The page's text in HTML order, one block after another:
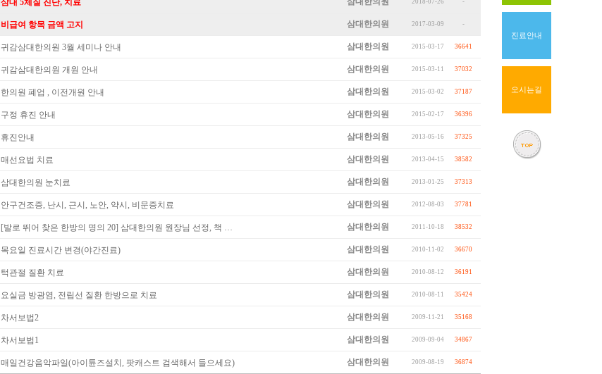
삼대 5체질 진단, 치료 2018-07-26 -
비급여 항목 금액 고지 삼대한의원 2017-03-09 -
귀감삼대한의원 3월 세미나 안내 삼대한의원 2015-03-17 36641
귀감삼대한의원 개원 안내 삼대한의원 2015-03-11 37032
한의원 폐업 , 이전개원 안내 삼대한의원 2015-03-02 37187
구정 휴진 안내 삼대한의원 2015-02-17 36396
휴진안내 삼대한의원 2013-05-16 37325
매선요법 치료 삼대한의원 2013-04-15 38582
삼대한의원 눈치료 삼대한의원 2013-01-25 37313
안구건조증, 난시, 근시, 노안, 약시, 비문증치료 삼대한의원 2012-08-03 37781
[발로 뛰어 찾은 한방의 명의 20] 삼대한의원 원장님 선정, 책 … 삼대한의원 2011-10-18 38532
목요일 진료시간 변경(야간진료) 삼대한의원 2010-11-02 36670
턱관절 질환 치료 삼대한의원 2010-08-12 36191
요실금 방광염, 전립선 질환 한방으로 치료 삼대한의원 2010-08-11 35424
차서보법2 삼대한의원 2009-11-21 35168
차서보법1 삼대한의원 2009-09-04 34867
매일건강음악파일(아이튠즈설치, 팟캐스트 검색해서 들으세요) 삼대한의원 2009-08-19 36874
진료안내
오시는길